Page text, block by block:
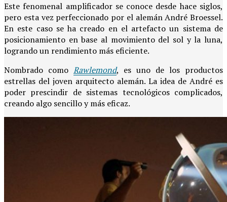
Este fenomenal amplificador se conoce desde hace siglos,
pero esta vez perfeccionado por el alemán André Broessel.
En este caso se ha creado en el artefacto un sistema de
posicionamiento en base al movimiento del sol y la luna,
logrando un rendimiento más eficiente.
Nombrado como Rawlemond, es uno de los productos
estrellas del joven arquitecto alemán. La idea de André es
poder prescindir de sistemas tecnológicos complicados,
creando algo sencillo y más eficaz.